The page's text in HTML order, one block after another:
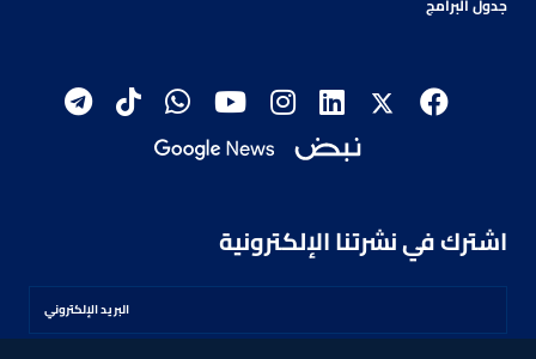
اشترك في نشرتنا الإلكترونية